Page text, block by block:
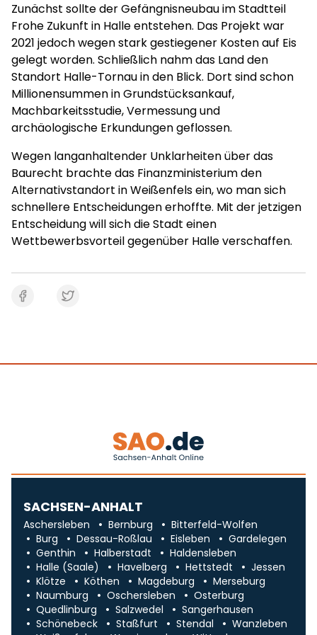
Zunächst sollte der Gefängnisneubau im Stadtteil
Frohe Zukunft in Halle entstehen. Das Projekt war
2021 jedoch wegen stark gestiegener Kosten auf Eis
gelegt worden. Schließlich nahm das Land den
Standort Halle-Tornau in den Blick. Dort sind schon
Millionensummen in Grundstücksankauf,
Machbarkeitsstudie, Vermessung und
archäologische Erkundungen geflossen.
Wegen langanhaltender Unklarheiten über das
Baurecht brachte das Finanzministerium den
Alternativstandort in Weißenfels ein, wo man sich
schnellere Entscheidungen erhoffte. Mit der jetzigen
Entscheidung will sich die Stadt einen
Wettbewerbsvorteil gegenüber Halle verschaffen.
SACHSEN-ANHALT
Aschersleben Bernburg
Bitterfeld-Wolfen
Burg
Dessau-Roßlau Eisleben
Gardelegen
Genthin
Halberstadt
Haldensleben
Halle (Saale)
Havelberg Hettstedt
Jessen
Klötze
Köthen Magdeburg
Merseburg
Naumburg
Oschersleben
Osterburg
Quedlinburg
Salzwedel
Sangerhausen
Schönebeck
Staßfurt Stendal
Wanzleben